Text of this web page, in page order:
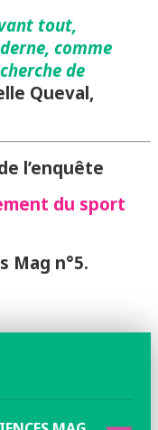
tout,
comme
de
Queval,
l’enquête
du sport
Mag n°5.